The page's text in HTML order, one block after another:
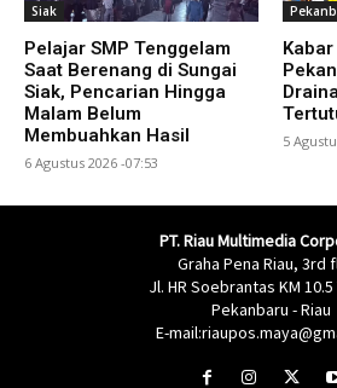
Siak
Pelajar SMP Tenggelam
Saat Berenang di Sungai
Siak, Pencarian Hingga
Malam Belum
Membuahkan Hasil
6 Agustus 2026 -07:53
5
PT. Riau Multimedia
Graha Pena Riau, 3rd
Jl. HR Soebrantas KM 10.5
Pekanbaru - Riau
E-